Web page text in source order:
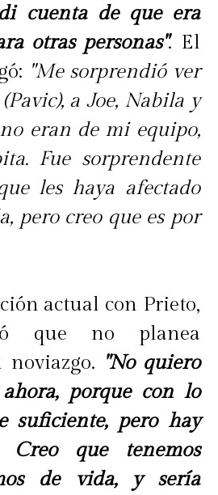
cuenta de que era
otras personas". El
"Me sorprendió ver
a Joe, Nabila y
eran de mi equipo,
Fue sorprendente
les haya afectado
pero creo que es por
actual con Prieto,
que no planea
"No quiero
porque con lo
suficiente, pero hay
Creo que tenemos
de vida, y sería